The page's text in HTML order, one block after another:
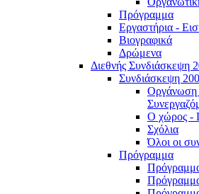
Πρόγραμμα
Εργαστήρια -
Βιογραφικά
Δρώμενα
Διεθνής Συνδιάσκεψη
Συνδιάσκεψη
Οργάνωση
Ο χώρος -
Σχόλια
Όλοι οι
Πρόγραμμα